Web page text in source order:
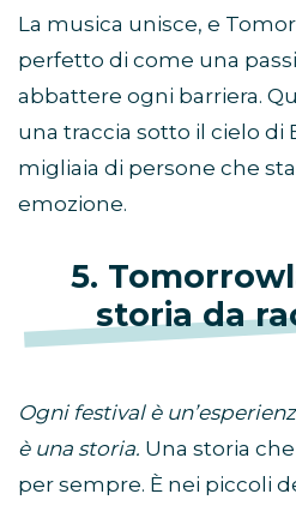
La musica unisce, e
perfetto di come una
abbattere ogni barriera.
una traccia sotto il cielo di
migliaia di persone che
emozione.
5.
storia da
Ogni festival è
è una storia. Una storia
per sempre. È nei piccoli